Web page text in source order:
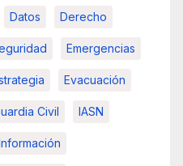
Datos Derecho
Emergencias
Evacuación
Civil IASN